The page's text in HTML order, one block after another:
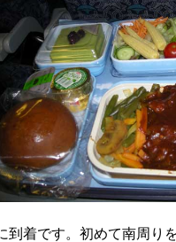
着です。初めて南周り